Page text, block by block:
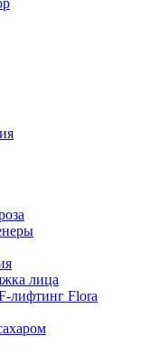
лица
лифтинг Flora